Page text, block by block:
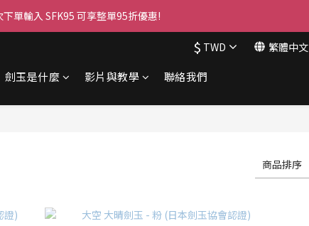
單輸入 SFK95 可享整單95折優惠!
$ TWD 繁體中文
劍玉是什麼 影片與教學 聯絡我們
商品排序